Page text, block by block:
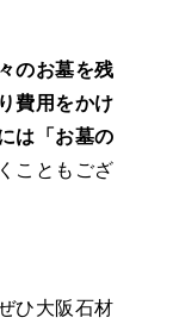
のお墓を残
費用をかけ
は「お墓の
こともござ
ひ大阪石材